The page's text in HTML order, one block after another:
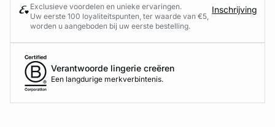
Exclusieve voordelen en unieke ervaringen.
Uw eerste 100 loyaliteitspunten, ter waarde van €5,
worden u aangeboden bij uw eerste bestelling.
Inschrijving
Verantwoorde lingerie creëren
Een langdurige merkverbintenis.